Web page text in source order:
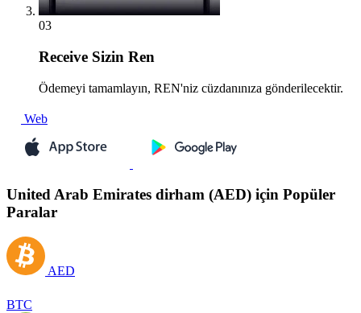
03
Receive Sizin Ren
Ödemeyi tamamlayın, REN'niz cüzdanınıza gönderilecektir.
Web
United Arab Emirates dirham (AED) için Popüler
Paralar
AED
BTC